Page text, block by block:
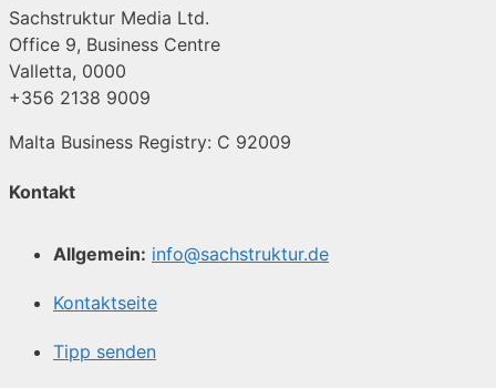
Sachstruktur Media Ltd.
Office 9, Business Centre
Valletta, 0000
+356 2138 9009
Malta Business Registry: C 92009
Kontakt
Allgemein: info@sachstruktur.de
Kontaktseite
Tipp senden